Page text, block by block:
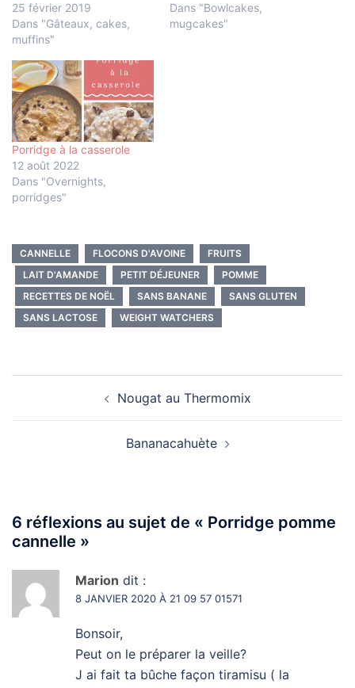
25 février 2019
Dans "Gâteaux, cakes,
muffins"
Dans "Bowlcakes,
mugcakes"
Porridge à la casserole
12 août 2022
Dans "Overnights,
porridges"
CANNELLE FLOCONS D'AVOINE
FRUITS
LAIT D'AMANDE
PETIT DÉJEUNER
POMME
RECETTES DE NOËL
SANS BANANE
SANS GLUTEN
SANS LACTOSE
WEIGHT WATCHERS
Nougat au Thermomix
Bananacahuète
6 réflexions au sujet de « Porridge pomme
cannelle »
Marion dit :
8 JANVIER 2020 À 21 09 57 01571
Bonsoir,
Peut on le préparer la veille?
J ai fait ta bûche façon tiramisu ( la